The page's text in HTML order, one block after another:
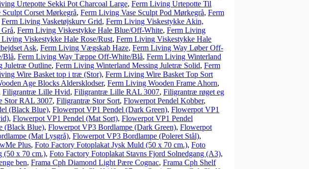
Urtepotte Sekki Pot Charcoal Large, Ferm Living Urtepotte Til
Corset Mørkegrå, Ferm Living Vase Sculpt Pod Mørkegrå, Ferm
Ferm Living Vasketøjskurv Grid, Ferm Living Viskestykke Akin,
, Ferm Living Viskestykke Hale Blue/Off-White, Ferm Living
Living Viskestykke Hale Rose/Rust, Ferm Living Viskestykke Hale
Ask, Ferm Living Vægskab Haze, Ferm Living Way Løber Off-
Blå, Ferm Living Way Tæppe Off-White/Blå, Ferm Living Winterland
Juletræ Outline, Ferm Living Winterland Messing Juletræ Solid, Ferm
Wire Basket top i træ (Stor), Ferm Living Wire Basket Top Sort
Age Blocks Aldersklodser, Ferm Living Wooden Frame Ahorn,
Filigrantræ Lille Hvid, Filigrantræ Lille RAL 3007, Filigrantræ røget eg
Stor RAL 3007, Filigrantræ Stor Sort, Flowerpot Pendel Kobber,
(Black Blue), Flowerpot VP1 Pendel (Dark Green), Flowerpot VP1
, Flowerpot VP1 Pendel (Mat Sort), Flowerpot VP1 Pendel
(Black Blue), Flowerpot VP3 Bordlampe (Dark Green), Flowerpot
(Mat Lysgrå), Flowerpot VP3 Bordlampe (Poleret Stål),
Plus, Foto Factory Fotoplakat Jysk Muld (50 x 70 cm.), Foto
(50 x 70 cm.), Foto Factory Fotoplakat Stavns Fjord Solnedgang (A3),
ben, Frama Cph Diamond Light Pære Cognac, Frama Cph Shelf